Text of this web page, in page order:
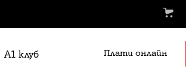
A1 клуб Плати онлайн